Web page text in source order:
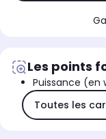
Les points
Puissance (en
Toutes les